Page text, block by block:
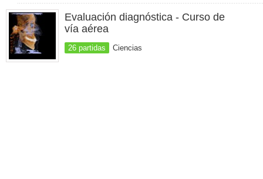
Evaluación diagnóstica - Curso de
vía aérea
26 partidas Ciencias